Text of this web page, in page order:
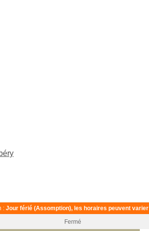
: Jour férié (Assomption), les horaires peuvent varier
Fermé